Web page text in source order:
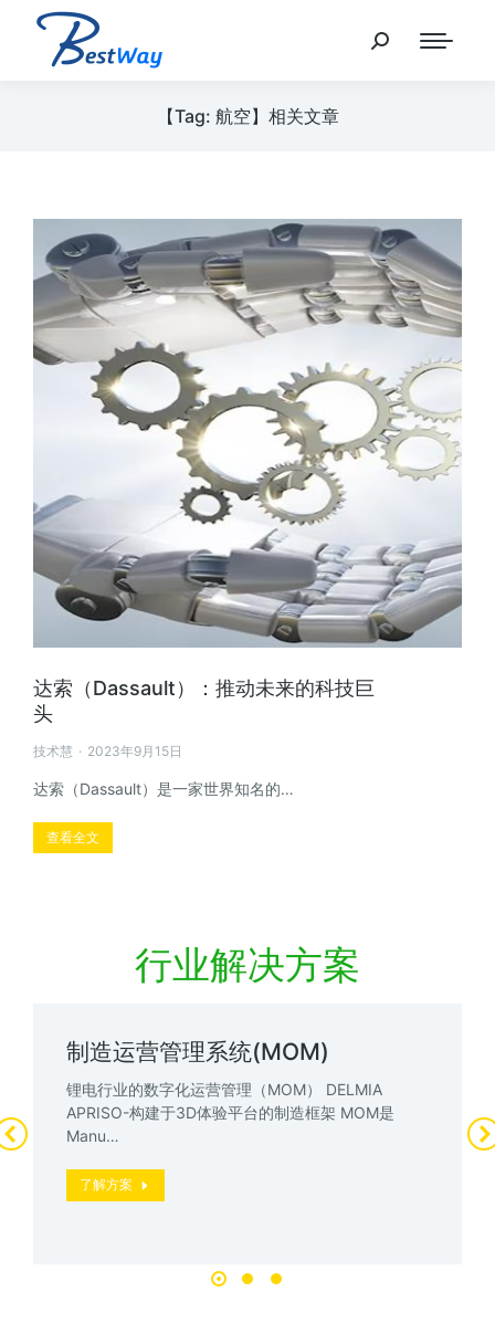
【Tag: 航空】相关文章
达索（Dassault）：推动未来的科技巨
头
技术慧 2023年9月15日
达索（Dassault）是一家世界知名的…
查看全文
行业解决方案
制造运营管理系统(MOM)
锂电行业的数字化运营管理（MOM） DELMIA
APRISO-构建于3D体验平台的制造框架 MOM是
Manu…
了解方案